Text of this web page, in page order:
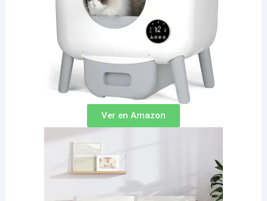
Ver en Amazon